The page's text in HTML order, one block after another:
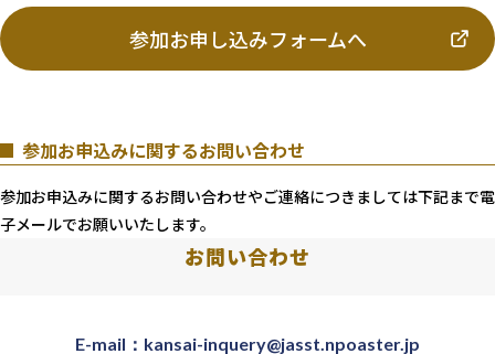
参加お申し込みフォームへ
参加お申込みに関するお問い合わせ
参加お申込みに関するお問い合わせやご連絡につきましては下記まで電
子メールでお願いいたします。
お問い合わせ
E-mail： kansai-inquery@jasst.npoaster.jp